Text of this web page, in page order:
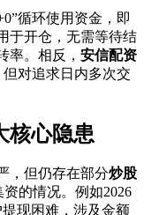
循环使用资金，即
于开仓，无需等待结
率。相反， 安信配资
对追求日内多次交
核心隐患
，但仍存在部分炒股
的情况。例如2026
现困难，涉及金额